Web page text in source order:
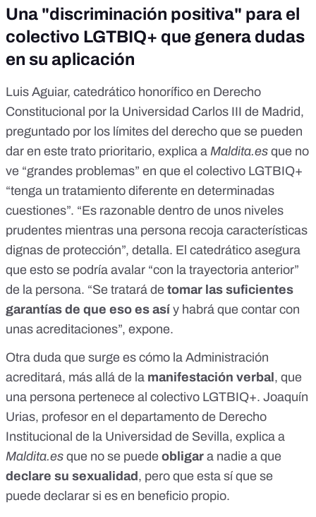
Una "discriminación positiva" para el
colectivo LGTBIQ+ que genera dudas
en su aplicación
Luis Aguiar, catedrático honorífico en Derecho
Constitucional por la Universidad Carlos III de Madrid,
preguntado por los límites del derecho que se pueden
dar en este trato prioritario, explica a Maldita.es que no
ve “grandes problemas” en que el colectivo LGTBIQ+
“tenga un tratamiento diferente en determinadas
cuestiones”. “Es razonable dentro de unos niveles
prudentes mientras una persona recoja características
dignas de protección”, detalla. El catedrático asegura
que esto se podría avalar “con la trayectoria anterior”
de la persona. “Se tratará de tomar las suficientes
garantías de que eso es así y habrá que contar con
unas acreditaciones”, expone.
Otra duda que surge es cómo la Administración
acreditará, más allá de la manifestación verbal , que
una persona pertenece al colectivo LGTBIQ+. Joaquín
Urias, profesor en el departamento de Derecho
Institucional de la Universidad de Sevilla, explica a
Maldita.es que no se puede obligar a nadie a que
declare su sexualidad , pero que esta sí que se
puede declarar si es en beneficio propio.